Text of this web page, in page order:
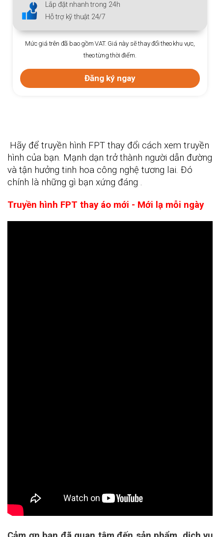
Lắp đặt nhanh trong 24h
Hỗ trợ kỹ thuật 24/7
Mức giá trên đã bao gồm VAT. Giá này sẽ thay đổi theo khu vực,
theo từng thời điểm.
Đăng ký ngay
Hãy để truyền hình FPT thay đổi cách xem truyền
hình của bạn. Mạnh dạn trở thành người dẫn đường
và tận hưởng tinh hoa công nghệ tương lai. Đó
chính là những gì bạn xứng đáng .
Truyền hình FPT thay áo mới - Mới lạ mỗi ngày